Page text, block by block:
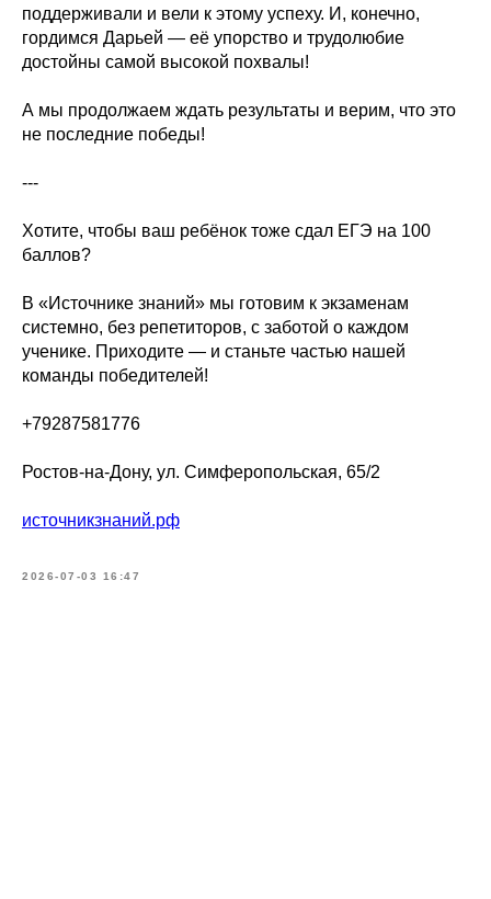
поддерживали и вели к этому успеху. И, конечно,
гордимся Дарьей — её упорство и трудолюбие
достойны самой высокой похвалы!
А мы продолжаем ждать результаты и верим, что это
не последние победы!
---
Хотите, чтобы ваш ребёнок тоже сдал ЕГЭ на 100
баллов?
В «Источнике знаний» мы готовим к экзаменам
системно, без репетиторов, с заботой о каждом
ученике. Приходите — и станьте частью нашей
команды победителей!
+79287581776
Ростов-на-Дону, ул. Симферопольская, 65/2
источникзнаний.рф
2026-07-03 16:47